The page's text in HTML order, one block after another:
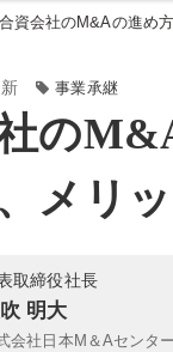
資会社のM&Aの進め
事業承継
の
メリ
取締役社長
明大
会社日本M＆Aセンタ